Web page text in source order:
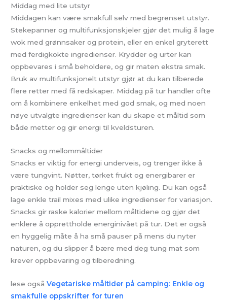
Middag med lite utstyr
Middagen kan være smakfull selv med begrenset utstyr.
Stekepanner og multifunksjonskjeler gjør det mulig å lage
wok med grønnsaker og protein, eller en enkel gryterett
med ferdigkokte ingredienser. Krydder og urter kan
oppbevares i små beholdere, og gir maten ekstra smak.
Bruk av multifunksjonelt utstyr gjør at du kan tilberede
flere retter med få redskaper. Middag på tur handler ofte
om å kombinere enkelhet med god smak, og med noen
nøye utvalgte ingredienser kan du skape et måltid som
både metter og gir energi til kveldsturen.
Snacks og mellommåltider
Snacks er viktig for energi underveis, og trenger ikke å
være tungvint. Nøtter, tørket frukt og energibarer er
praktiske og holder seg lenge uten kjøling. Du kan også
lage enkle trail mixes med ulike ingredienser for variasjon.
Snacks gir raske kalorier mellom måltidene og gjør det
enklere å opprettholde energinivået på tur. Det er også
en hyggelig måte å ha små pauser på mens du nyter
naturen, og du slipper å bære med deg tung mat som
krever oppbevaring og tilberedning.
lese ogsåVegetariske måltider på camping: Enkle og
smakfulle oppskrifter for turen